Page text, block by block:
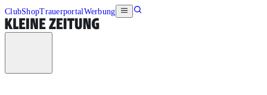
ClubShopTrauerportalWerbung